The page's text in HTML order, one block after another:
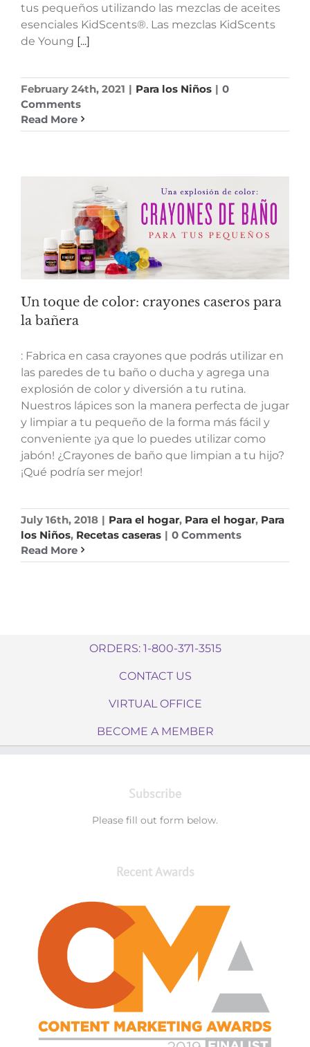
tus pequeños utilizando las mezclas de aceites
esenciales KidScents®. Las mezclas KidScents
de Young [...]
February 24th, 2021 | Para los Niños | 0
Comments
Read More
Un toque de color: crayones caseros para
la bañera
: Fabrica en casa crayones que podrás utilizar en
las paredes de tu baño o ducha y agrega una
explosión de color y diversión a tu rutina.
Nuestros lápices son la manera perfecta de jugar
y limpiar a tu pequeño de la forma más fácil y
conveniente ¡ya que lo puedes utilizar como
jabón! ¿Crayones de baño que limpian a tu hijo?
¡Qué podría ser mejor!
July 16th, 2018 | Para el hogar, Para el hogar, Para
los Niños, Recetas caseras | 0 Comments
Read More
ORDERS: 1-800-371-3515
CONTACT US
VIRTUAL OFFICE
BECOME A MEMBER
Subscribe
Please fill out form below.
Recent Awards